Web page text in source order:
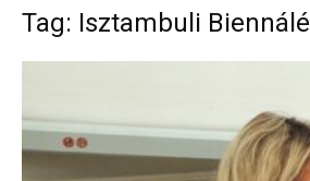
Tag: Isztambuli Biennálé